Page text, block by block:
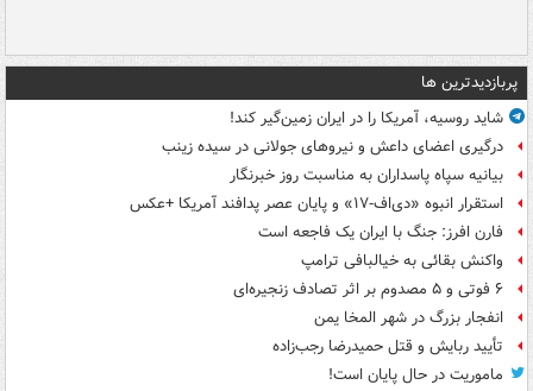
پربازدیدترین ها
شاید روسیه، آمریکا را در ایران زمین‌گیر کند!
درگیری اعضای داعش و نیروهای جولانی در سیده زینب
بیانیه سپاه پاسداران به مناسبت روز خبرنگار
استقرار انبوه «دی‌اف‑۱۷» و پایان عصر پدافند آمریکا +عکس
فارن افرز: جنگ با ایران یک فاجعه است
واکنش بقائی به خیالبافی ترامپ
۶ فوتی و ۵ مصدوم بر اثر تصادف زنجیره‌ای
انفجار بزرگ در شهر المخا یمن
تأیید ربایش و قتل حمیدرضا رجب‌زاده
ماموریت در حال پایان است!